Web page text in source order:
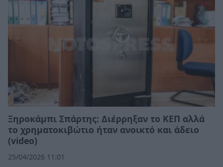
Ξηροκάμπι Σπάρτης: Διέρρηξαν το ΚΕΠ αλλά
το χρηματοκιβώτιο ήταν ανοικτό και άδειο
(video)
25/04/2026 11:01